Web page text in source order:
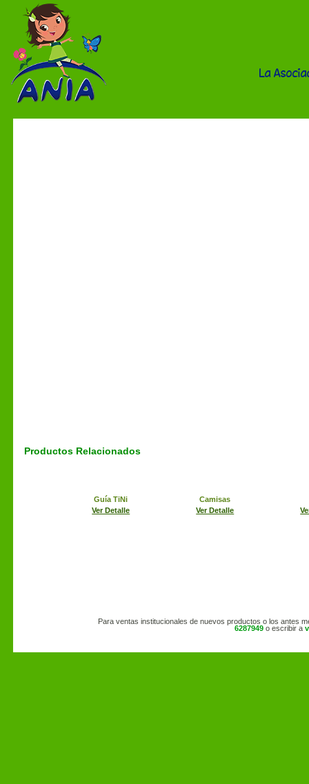
La
Productos Relacionados
Guía TiNi
Ver Detalle
Camisas
Ver Detalle
Para ventas institucionales de nuevos productos o los antes
6287949 o escribir a